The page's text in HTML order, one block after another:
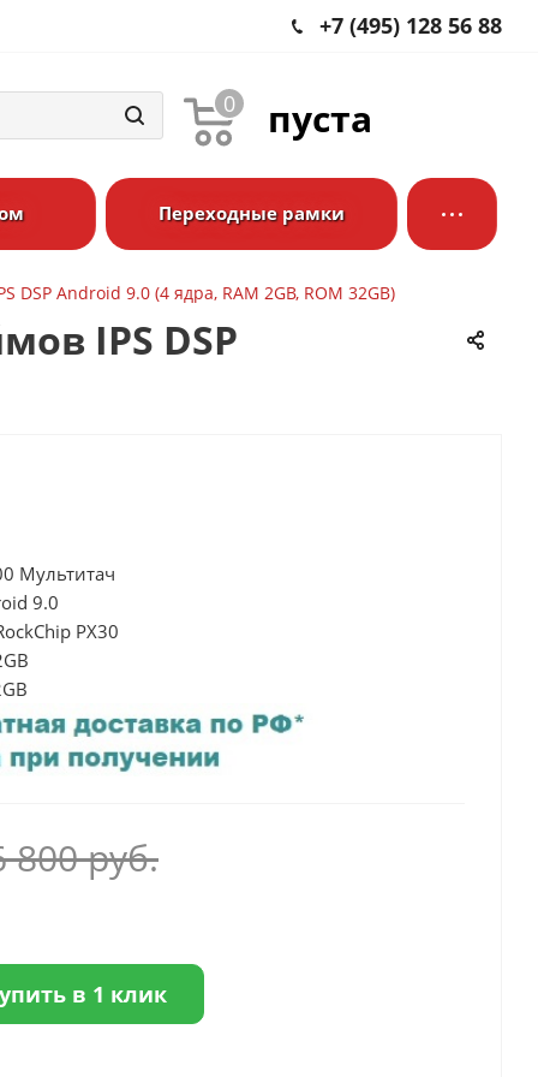
+7 (495) 128 56 88
пуста
0
Переходные рамки
Android 9.0 (4 ядра, RAM 2GB, ROM 32GB)
IPS DSP
Мультитач
9.0
PX30
800руб.
в 1 клик